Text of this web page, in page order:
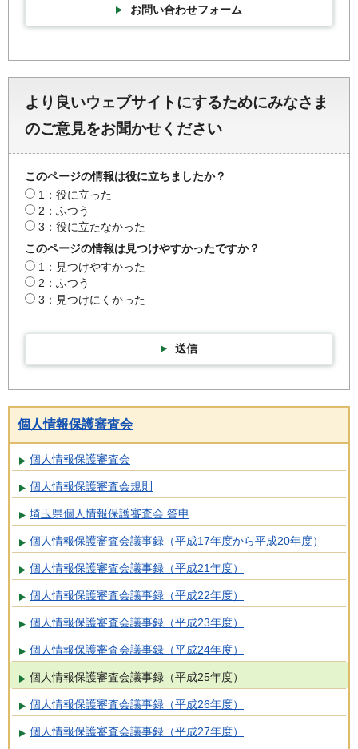
お問い合わせフォーム
より良いウェブサイトにするためにみなさま
のご意見をお聞かせください
このページの情報は役に立ちましたか？
1：役に立った
2：ふつう
3：役に立たなかった
このページの情報は見つけやすかったですか？
1：見つけやすかった
2：ふつう
3：見つけにくかった
送信
個人情報保護審査会
個人情報保護審査会
個人情報保護審査会規則
埼玉県個人情報保護審査会 答申
個人情報保護審査会議事録（平成17年度から平成20年度）
個人情報保護審査会議事録（平成21年度）
個人情報保護審査会議事録（平成22年度）
個人情報保護審査会議事録（平成23年度）
個人情報保護審査会議事録（平成24年度）
個人情報保護審査会議事録（平成25年度）
個人情報保護審査会議事録（平成26年度）
個人情報保護審査会議事録（平成27年度）